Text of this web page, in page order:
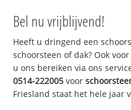
Bel nu vrijblijvend!
Heeft u dringend een
schoorsteen of dak? Ook
u ons bereiken via ons
0514-222005 voor
Friesland staat het hele jaar